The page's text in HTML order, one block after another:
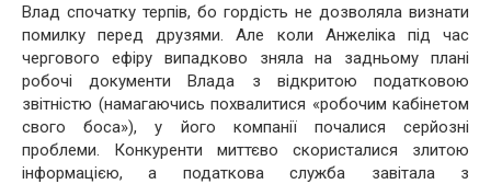
Влад спочатку терпів, бо гордість не дозволяла визнати
помилку перед друзями. Але коли Анжеліка під час
чергового ефіру випадково зняла на задньому плані
робочі документи Влада з відкритою податковою
звітністю (намагаючись похвалитися «робочим кабінетом
свого боса»), у його компанії почалися серйозні
проблеми. Конкуренти миттєво скористалися злитою
інформацією, а податкова служба завітала з